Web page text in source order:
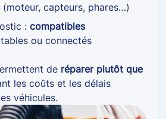
(moteur, capteurs, phares…)
: compatibles
ou connectés
de réparer plutôt que
les coûts et les délais
véhicules.